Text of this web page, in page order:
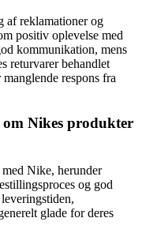
af reklamationer og
positiv oplevelse med
kommunikation, mens
returvarer behandlet
respons fra
Nikes produkter
Nike, herunder
og god
glade for deres